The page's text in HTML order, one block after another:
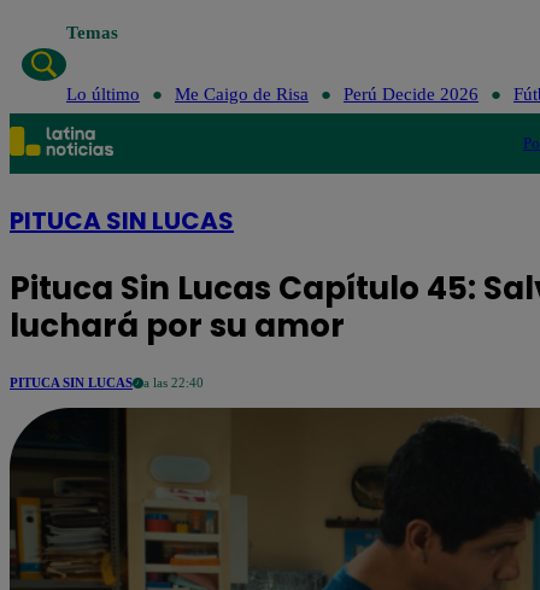
Temas
Lo último Me Caigo de Risa Perú Decide 2026
PITUCA SIN LUCAS
Pituca Sin Lucas Capítulo 45:
luchará por su amor
PITUCA SIN LUCAS a las 22:40